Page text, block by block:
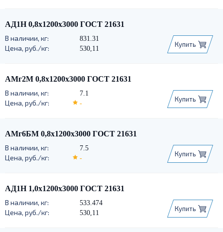
АД1Н 0,8х1200х3000 ГОСТ 21631
831.31
530,11
Купить
АМг2М 0,8х1200х3000 ГОСТ 21631
7.1
-
Купить
АМг6БМ 0,8х1200х3000 ГОСТ 21631
7.5
-
Купить
АД1Н 1,0х1200х3000 ГОСТ 21631
533.474
530,11
Купить